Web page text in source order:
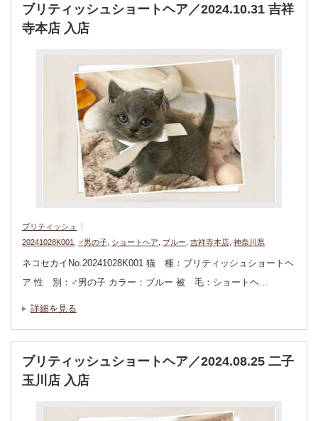
ブリティッシュショートヘア／2024.10.31 吉祥
寺本店 入店
ブリティッシュ
20241028K001
♂男の子 ショートヘア ブルー 吉祥寺本店 神奈川県
ネコセカイNo.20241028K001 猫 種：ブリティッシュショートヘ
ア 性 別：♂男の子 カラー：ブルー 被 毛：ショートヘ…
詳細を見る
ブリティッシュショートヘア／2024.08.25 二子
玉川店 入店